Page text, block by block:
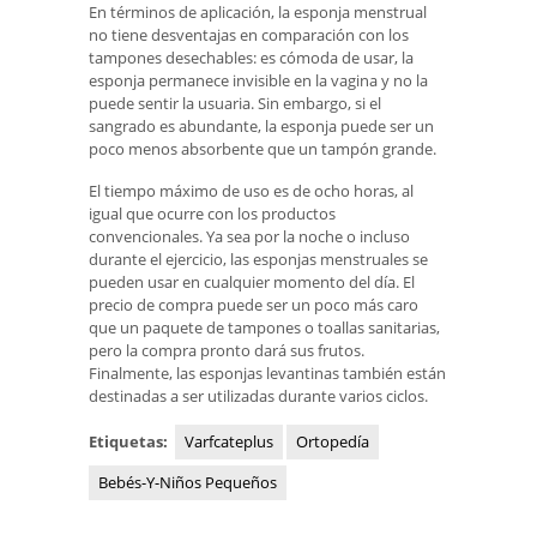
En términos de aplicación, la esponja menstrual
no tiene desventajas en comparación con los
tampones desechables: es cómoda de usar, la
esponja permanece invisible en la vagina y no la
puede sentir la usuaria. Sin embargo, si el
sangrado es abundante, la esponja puede ser un
poco menos absorbente que un tampón grande.
El tiempo máximo de uso es de ocho horas, al
igual que ocurre con los productos
convencionales. Ya sea por la noche o incluso
durante el ejercicio, las esponjas menstruales se
pueden usar en cualquier momento del día. El
precio de compra puede ser un poco más caro
que un paquete de tampones o toallas sanitarias,
pero la compra pronto dará sus frutos.
Finalmente, las esponjas levantinas también están
destinadas a ser utilizadas durante varios ciclos.
Etiquetas: Varfcateplus
Ortopedía
Bebés-Y-Niños Pequeños